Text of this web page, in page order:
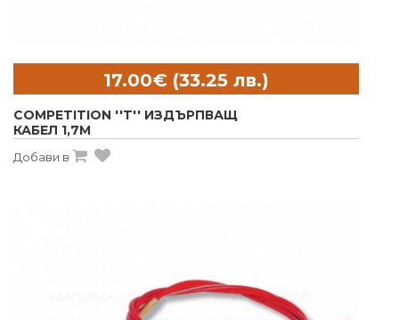
COMPETITION ''T'' ИЗДЪРПВАЩ
КАБЕЛ 1,7M
Добави в